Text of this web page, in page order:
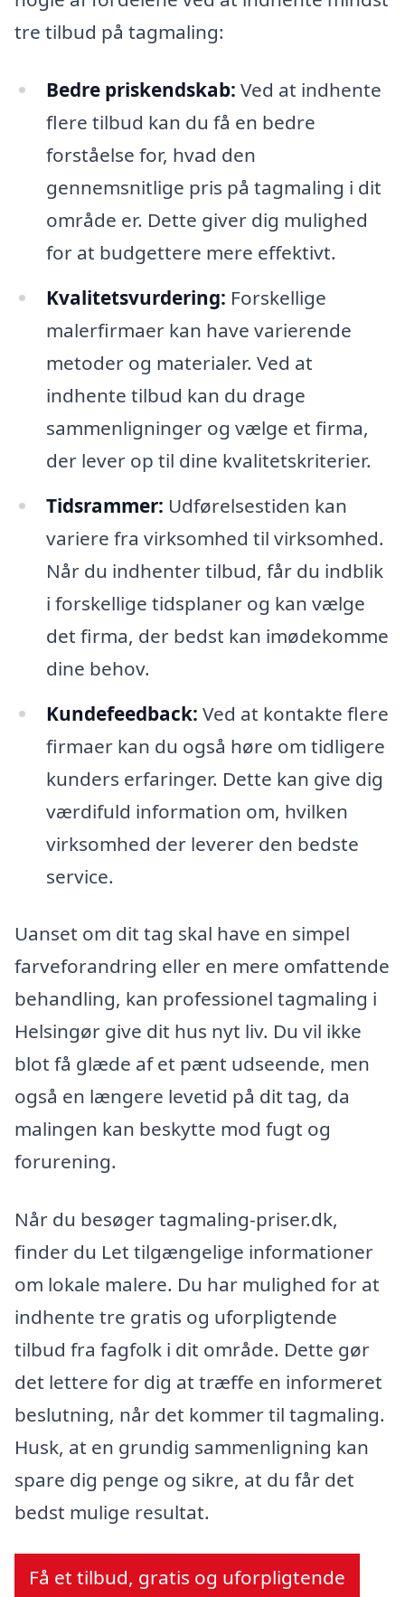
tre tilbud på tagmaling:
Bedre priskendskab: Ved at indhente
flere tilbud kan du få en bedre
forståelse for, hvad den
gennemsnitlige pris på tagmaling i dit
område er. Dette giver dig mulighed
for at budgettere mere effektivt.
Kvalitetsvurdering: Forskellige
malerfirmaer kan have varierende
metoder og materialer. Ved at
indhente tilbud kan du drage
sammenligninger og vælge et firma,
der lever op til dine kvalitetskriterier.
Tidsrammer: Udførelsestiden kan
variere fra virksomhed til virksomhed.
Når du indhenter tilbud, får du indblik
i forskellige tidsplaner og kan vælge
det firma, der bedst kan imødekomme
dine behov.
Kundefeedback: Ved at kontakte flere
firmaer kan du også høre om tidligere
kunders erfaringer. Dette kan give dig
værdifuld information om, hvilken
virksomhed der leverer den bedste
service.
Uanset om dit tag skal have en simpel
farveforandring eller en mere omfattende
behandling, kan professionel tagmaling i
Helsingør give dit hus nyt liv. Du vil ikke
blot få glæde af et pænt udseende, men
også en længere levetid på dit tag, da
malingen kan beskytte mod fugt og
forurening.
Når du besøger tagmaling-priser.dk,
finder du Let tilgængelige informationer
om lokale malere. Du har mulighed for at
indhente tre gratis og uforpligtende
tilbud fra fagfolk i dit område. Dette gør
det lettere for dig at træffe en informeret
beslutning, når det kommer til tagmaling.
Husk, at en grundig sammenligning kan
spare dig penge og sikre, at du får det
bedst mulige resultat.
Få et tilbud, gratis og uforpligtende